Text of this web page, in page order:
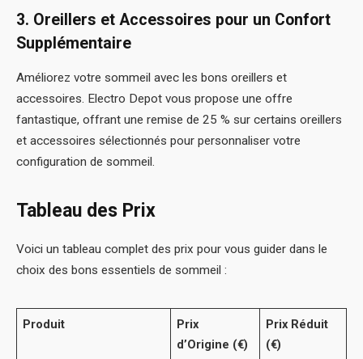
3. Oreillers et Accessoires pour un Confort
Supplémentaire
Améliorez votre sommeil avec les bons oreillers et
accessoires. Electro Depot vous propose une offre
fantastique, offrant une remise de 25 % sur certains oreillers
et accessoires sélectionnés pour personnaliser votre
configuration de sommeil.
Tableau des Prix
Voici un tableau complet des prix pour vous guider dans le
choix des bons essentiels de sommeil :
Produit
Prix
d’Origine (€)
Prix Réduit
(€)